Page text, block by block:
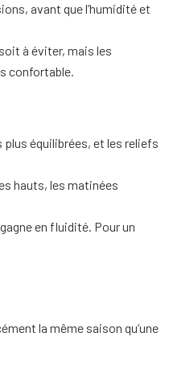
avant que l’humidité et
à éviter, mais les
confortable.
équilibrées, et les reliefs
hauts, les matinées
en fluidité. Pour un
la même saison qu’une